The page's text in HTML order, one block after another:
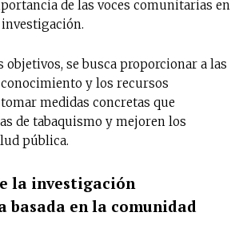
de las voces comunitarias en
objetivos, se busca proporcionar a las
y los recursos
medidas concretas que
de tabaquismo y mejoren los
pública.
la investigación
en la comunidad